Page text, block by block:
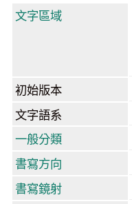
文字區域
初始版本
文字語系
一般分類
書寫方向
書寫鏡射